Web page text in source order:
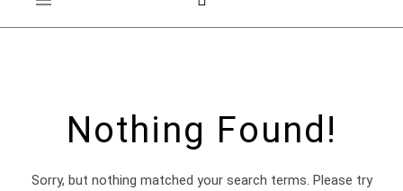
Nothing Found!
Sorry, but nothing matched your search terms. Please try